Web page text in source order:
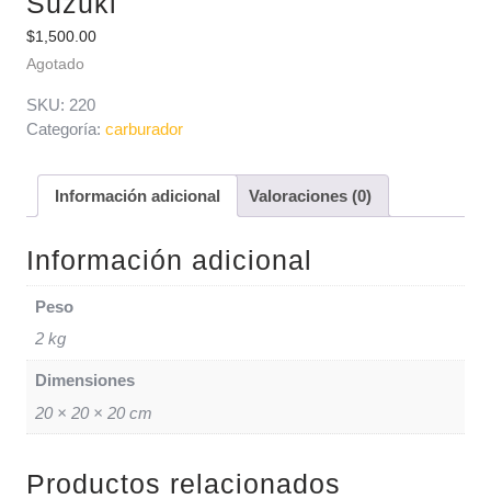
$1,500.00
Agotado
SKU: 220
Categoría: carburador
Información adicional Valoraciones (0)
Información adicional
Peso
2 kg
Dimensiones
20 × 20 × 20 cm
Productos relacionados